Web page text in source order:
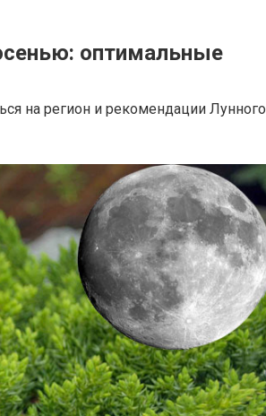
оптимальные
на регион и рекомендации Лунного